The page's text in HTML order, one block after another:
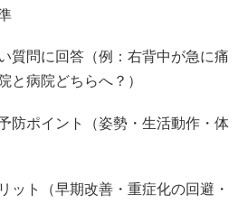
質問に回答（例：右背中が急に痛
と病院どちらへ？）
防ポイント（姿勢・生活動作・体
ット（早期改善・重症化の回避・